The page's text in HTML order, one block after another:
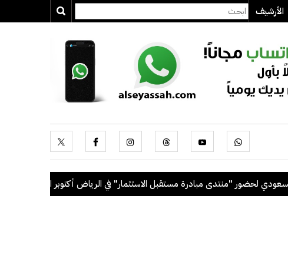
الأرشيف
لحضور "منتدى مبادرة مستقبل الاستثمار" في الرياض أكتوبر المقبل